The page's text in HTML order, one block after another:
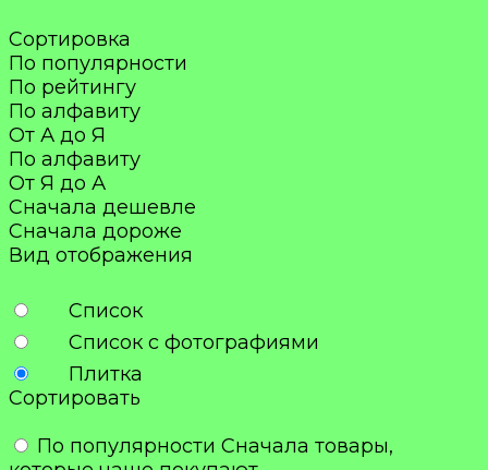
Сортировка
По популярности
По рейтингу
По алфавиту
От А до Я
По алфавиту
От Я до А
Сначала дешевле
Сначала дороже
Вид отображения
Список
Список с фотографиями
Плитка
Сортировать
По популярности Сначала товары,